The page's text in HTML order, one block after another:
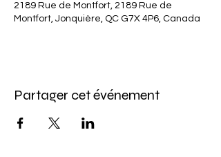
2189 Rue de Montfort, 2189 Rue de
Montfort, Jonquière, QC G7X 4P6, Canada
Partager cet événement